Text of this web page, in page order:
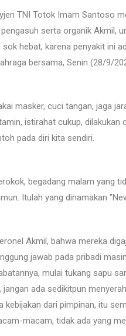
TNI Totok Imam Santoso
serta organik Akmil,
hebat, karena penyakit ini
bersama, Senin (28/9/
masker, cuci tangan, jaga
istirahat cukup, dilakukan
pada diri kita sendiri.
begadang malam yang
Itulah yang dinamakan
Akmil, bahwa mereka
jawab pada pribadi
mulai tukang sapu
ada sedikitpun
kebijakan dari pimpinan, itu
macam, tidak ada yang